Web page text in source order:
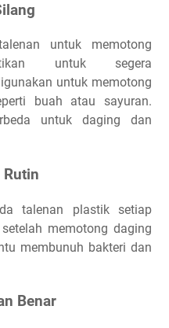
untuk memotong
untuk segera
untuk memotong
buah atau sayuran.
untuk daging dan
Rutin
talenan plastik setiap
memotong daging
membunuh bakteri dan
Benar